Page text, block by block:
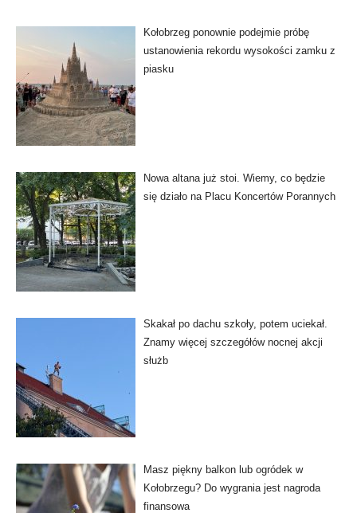
Kołobrzeg ponownie podejmie próbę
ustanowienia rekordu wysokości zamku z
piasku
Nowa altana już stoi. Wiemy, co będzie
się działo na Placu Koncertów Porannych
Skakał po dachu szkoły, potem uciekał.
Znamy więcej szczegółów nocnej akcji
służb
Masz piękny balkon lub ogródek w
Kołobrzegu? Do wygrania jest nagroda
finansowa